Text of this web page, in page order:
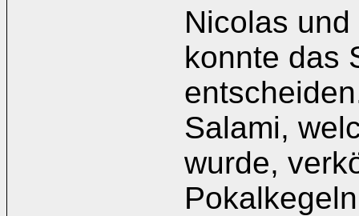
Nicolas
konnte das
Salami,
wurde,